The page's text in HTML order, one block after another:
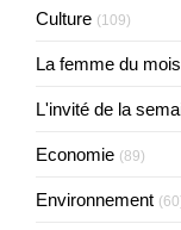
Culture (109)
La femme du mois
L'invité de la
Economie (89)
Environnement